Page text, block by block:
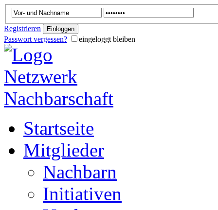
Registrieren
Passwort vergessen?
eingeloggt bleiben
Startseite
Mitglieder
Nachbarn
Initiativen